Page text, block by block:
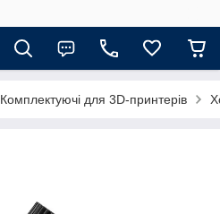
Комплектуючі для 3D-принтерів